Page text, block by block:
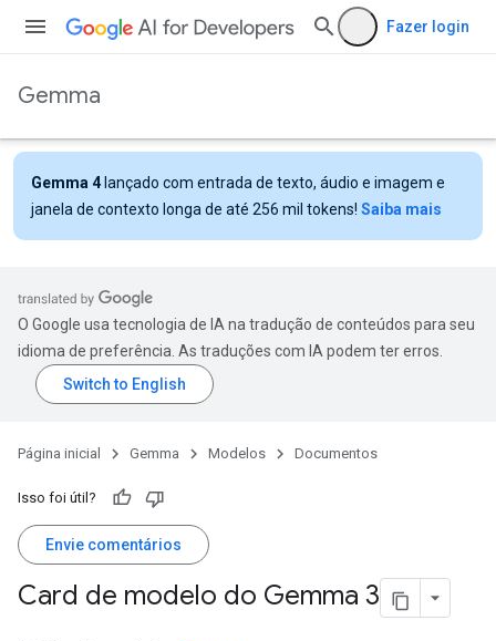
Fazer login
Gemma
Gemma 4 lançado com entrada de texto, áudio e imagem e
janela de contexto longa de até 256 mil tokens! Saiba mais
O Google usa tecnologia de IA na tradução de conteúdos para seu
idioma de preferência. As traduções com IA podem ter erros.
Página inicial Gemma Modelos Documentos
Isso foi útil?
Envie comentários
Card de modelo do Gemma 3